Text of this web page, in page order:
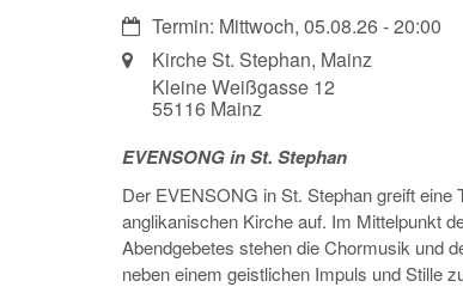
Datum:Termin: Mittwoch, 05.08.26 - 20:00
Ort: Kirche St. Stephan, Mainz
Kleine Weißgasse 12
55116 Mainz
EVENSONG in St. Stephan
Der EVENSONG in St. Stephan greift eine
anglikanischen Kirche auf. Im Mittelpunkt
Abendgebetes stehen die Chormusik und
neben einem geistlichen Impuls und Stille